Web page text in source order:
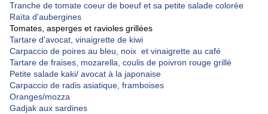
Tranche de tomate coeur de boeuf et sa petite salade colorée
Raïta d'aubergines
Tomates, asperges et ravioles grillées
Tartare d'avocat, vinaigrette de kiwi
Carpaccio de poires au bleu, noix et vinaigrette au café
Tartare de fraises, mozarella, coulis de poivron rouge grillé
Petite salade kaki/ avocat à la japonaise
Carpaccio de radis asiatique, framboises
Oranges/mozza
Gadjak aux sardines